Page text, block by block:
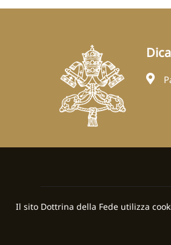
Il sito Dottrina della Fede utilizza